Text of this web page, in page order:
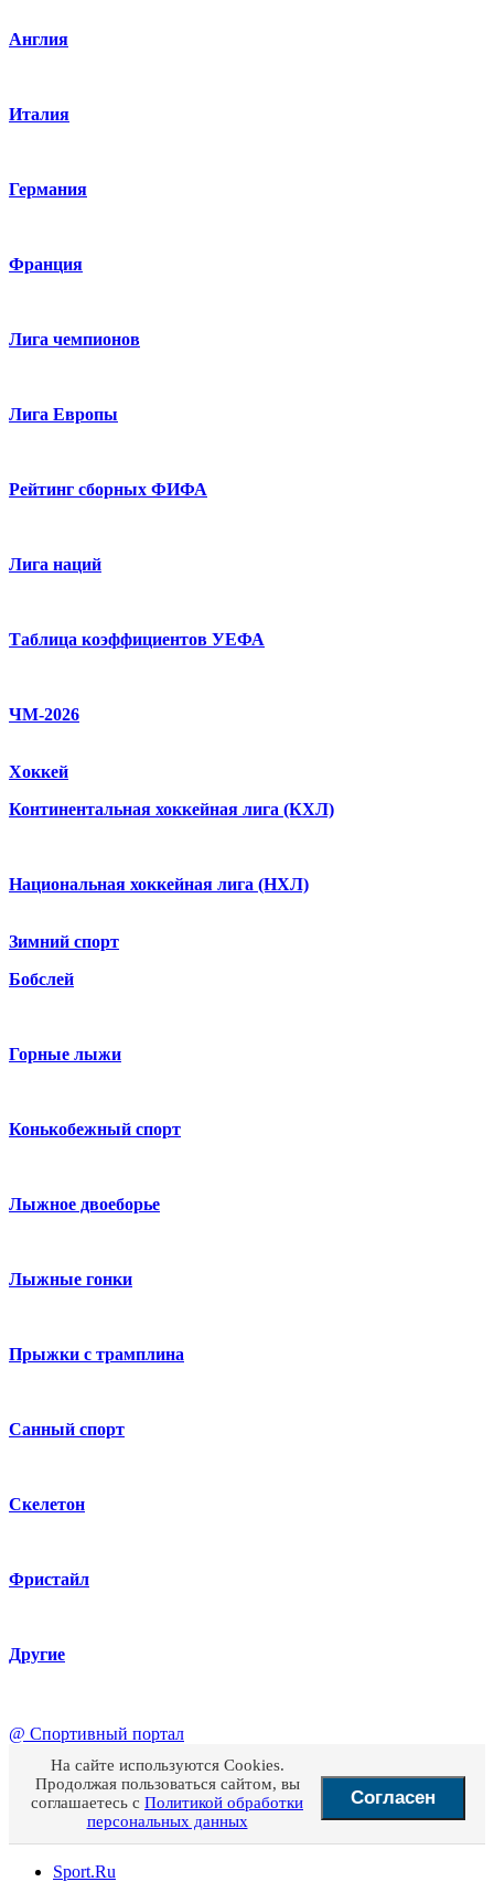
Англия
Италия
Германия
Франция
Лига чемпионов
Лига Европы
Рейтинг сборных ФИФА
Лига наций
Таблица коэффициентов УЕФА
ЧМ-2026
Хоккей
Континентальная хоккейная лига (КХЛ)
Национальная хоккейная лига (НХЛ)
Зимний спорт
Бобслей
Горные лыжи
Конькобежный спорт
Лыжное двоеборье
Лыжные гонки
Прыжки с трамплина
Санный спорт
Скелетон
Фристайл
Другие
@ Спортивный портал
На сайте используются Cookies.
Продолжая пользоваться сайтом, вы
соглашаетесь с Политикой обработки
персональных данных
Согласен
Sport.Ru